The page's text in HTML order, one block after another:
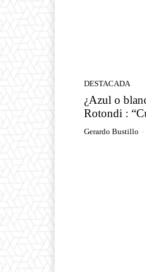
DESTACADA
¿Azul o
Rotondi :
Gerardo Bustillo -